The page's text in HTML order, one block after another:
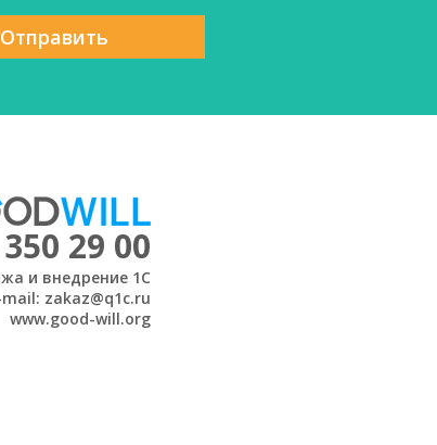
Отправить
350 29 00
и внедрение 1С
zakaz@q1c.ru
www.good-will.org